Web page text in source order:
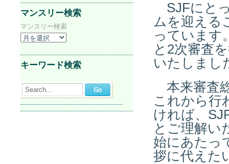
SJFにと
ムを迎える
っています
と2次審査
いたしまし
本来審査
これから行
ければ、
とご理解い
始にあたっ
拶に代えた
マンスリー検索
マンスリー検索
キーワード検索
Search...